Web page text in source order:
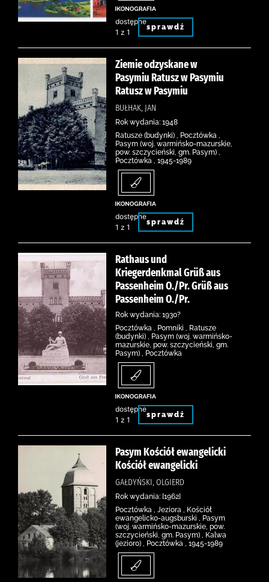
dostępne
1 z 1
sprawdź
Ziemie odzyskane w
Pasymiu Ratusz w Pasymiu
Ratusz w Pasymiu
BUŁHAK, JAN
Rok wydania: 1948
Ratusze (budynki) , Pocztówka ,
Pasym (woj. warmińsko-mazurskie,
pow. szczycieński, gm. Pasym) ,
Pocztówka , 1945-1989
dostępne
1 z 1
sprawdź
Rathaus und
Kriegerdenkmal Grüß aus
Passenheim O./Pr. Grüß aus
Passenheim O./Pr.
Rok wydania: 1930?
Pocztówka , Pomniki , Ratusze
(budynki) , Pasym (woj. warmińsko-
mazurskie, pow. szczycieński, gm.
Pasym) , Pocztówka
dostępne
1 z 1
sprawdź
Pasym Kościół ewangelicki
Kościół ewangelicki
GAŁDYŃSKI, OLGIERD
Rok wydania: [1962]
Pocztówka , Jeziora , Kościół
ewangelicko-augsburski , Pasym
(woj. warmińsko-mazurskie, pow.
szczycieński, gm. Pasym) , Kalwa
(jezioro) , Pocztówka , 1945-1989